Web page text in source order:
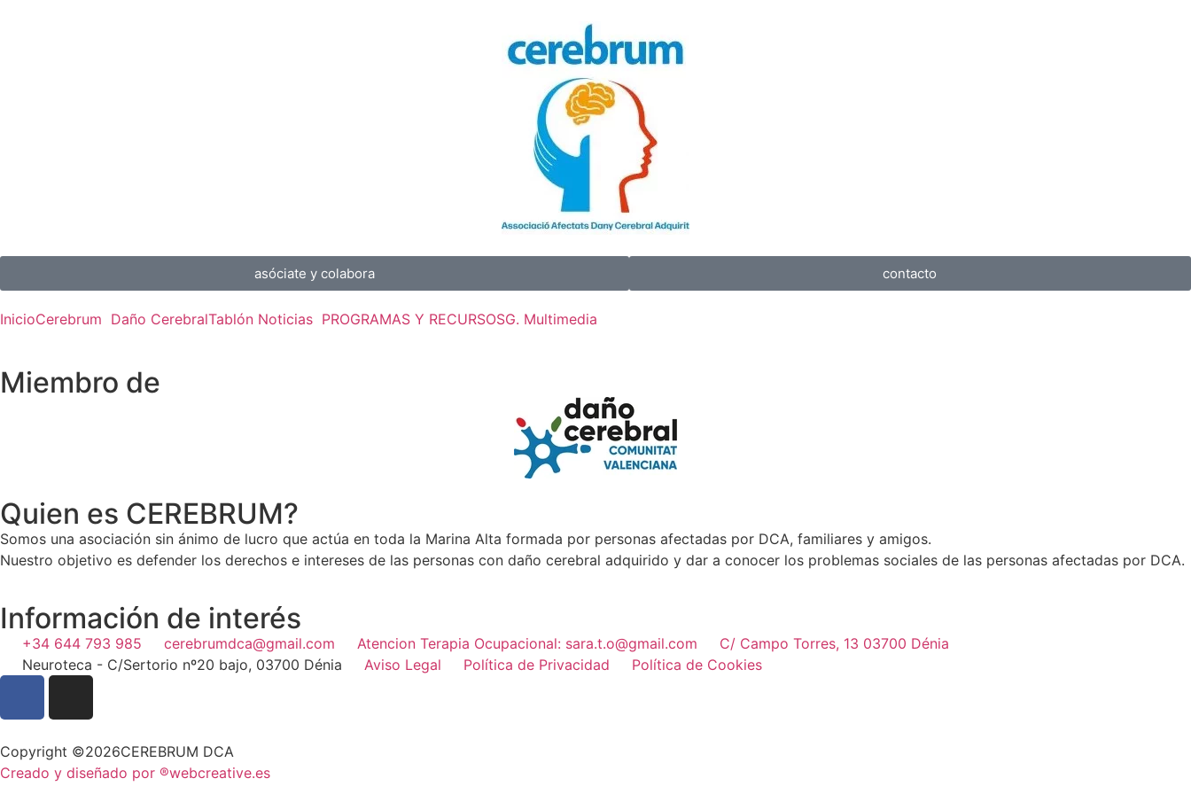
asóciate y colabora contacto
InicioCerebrum Daño CerebralTablón Noticias PROGRAMAS Y RECURSOSG. Multimedia
Miembro de
Quien es CEREBRUM?
Somos una asociación sin ánimo de lucro que actúa en toda la Marina Alta formada por personas afectadas por DCA, familiares y amigos.
Nuestro objetivo es defender los derechos e intereses de las personas con daño cerebral adquirido y dar a conocer los problemas sociales de las personas afectadas por DCA.
Información de interés
+34 644 793 985 cerebrumdca@gmail.com Atencion Terapia Ocupacional: sara.t.o@gmail.com
C/ Campo Torres, 13 03700 Dénia
Neuroteca - C/Sertorio nº20 bajo, 03700 Dénia
Aviso Legal Política de Privacidad Política de Cookies
Copyright ©2026CEREBRUM DCA
Creado y diseñado por ®webcreative.es